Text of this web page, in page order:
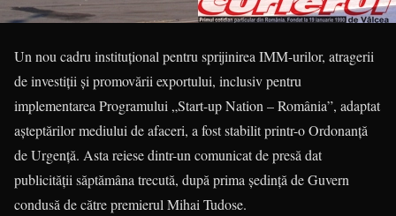
Un nou cadru instituțional pentru sprijinirea IMM-urilor, atragerii
de investiții și promovării exportului, inclusiv pentru
implementarea Programului „Start-up Nation – România”, adaptat
așteptărilor mediului de afaceri, a fost stabilit printr-o Ordonanță
de Urgență. Asta reiese dintr-un comunicat de presă dat
publicității săptămâna trecută, după prima ședință de Guvern
condusă de către premierul Mihai Tudose.